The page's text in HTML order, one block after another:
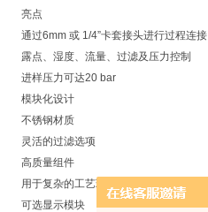
亮点
通过6mm 或 1/4”卡套接头进行过程连接
露点、湿度、流量、过滤及压力控制
进样压力可达20 bar
模块化设计
不锈钢材质
灵活的过滤选项
高质量组件
用于复杂的工艺环境
可选显示模块